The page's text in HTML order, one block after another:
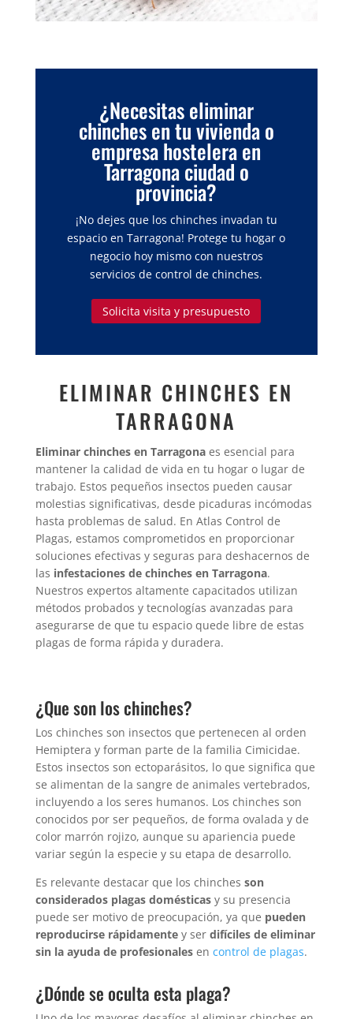
¿Necesitas eliminar
chinches en tu vivienda o
empresa hostelera en
Tarragona ciudad o
provincia?
¡No dejes que los chinches invadan tu
espacio en Tarragona! Protege tu hogar o
negocio hoy mismo con nuestros
servicios de control de chinches.
Solicita visita y presupuesto
ELIMINAR CHINCHES EN
TARRAGONA
Eliminar chinches en Tarragonaes esencial para
mantener la calidad de vida en tu hogar o lugar de
trabajo. Estos pequeños insectos pueden causar
molestias significativas, desde picaduras incómodas
hasta problemas de salud. En Atlas Control de
Plagas, estamos comprometidos en proporcionar
soluciones efectivas y seguras para deshacernos de
las infestaciones de chinches en Tarragona.
Nuestros expertos altamente capacitados utilizan
métodos probados y tecnologías avanzadas para
asegurarse de que tu espacio quede libre de estas
plagas de forma rápida y duradera.
¿Que son los chinches?
Los chinches son insectos que pertenecen al orden
Hemiptera y forman parte de la familia Cimicidae.
Estos insectos son ectoparásitos, lo que significa que
se alimentan de la sangre de animales vertebrados,
incluyendo a los seres humanos. Los chinches son
conocidos por ser pequeños, de forma ovalada y de
color marrón rojizo, aunque su apariencia puede
variar según la especie y su etapa de desarrollo.
Es relevante destacar que los chinches son
considerados plagas domésticasy su presencia
puede ser motivo de preocupación, ya que pueden
reproducirse rápidamentey ser difíciles de eliminar
sin la ayuda de profesionalesen control de plagas.
¿Dónde se oculta esta plaga?